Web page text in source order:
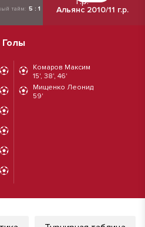
тайм: 5 : 1 Альянс 2010/11 г.р.
Голы
Комаров Максим
15', 38', 46'
Мищенко Леонид
59'